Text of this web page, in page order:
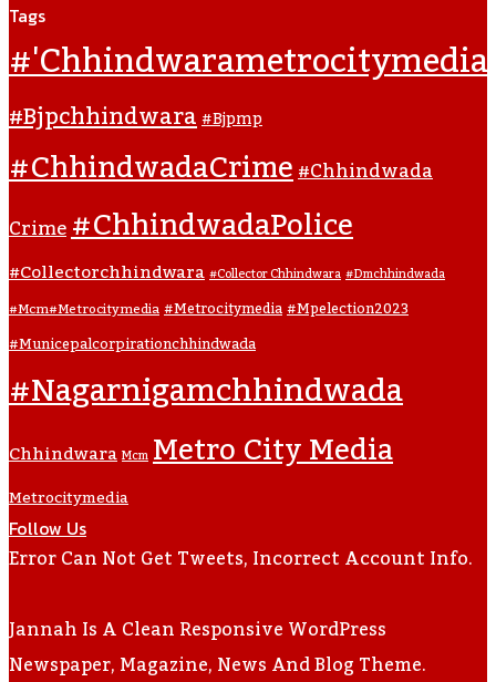
Tags
#'chhindwarametrocitymedia
#bjpchhindwara#bjpmp
#ChhindwadaCrime#Chhindwada
Crime#ChhindwadaPolice
#collectorchhindwara#collector Chhindwara#dmchhindwada
#mcm#metrocitymedia#metrocitymedia#mpelection2023
#municepalcorpirationchhindwada
#nagarnigamchhindwada
ChhindwaraMcmMetro City Media
Metrocitymedia
Follow Us
Error Can Not Get Tweets, Incorrect Account Info.
Jannah Is A Clean Responsive WordPress
Newspaper, Magazine, News And Blog Theme.